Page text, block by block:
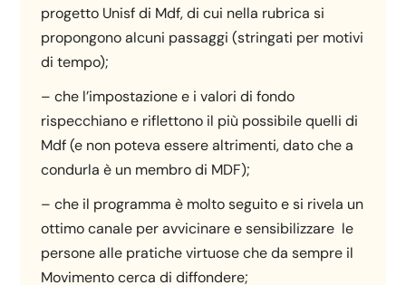
progetto Unisf di Mdf, di cui nella rubrica si
propongono alcuni passaggi (stringati per motivi
di tempo);
– che l’impostazione e i valori di fondo
rispecchiano e riflettono il più possibile quelli di
Mdf (e non poteva essere altrimenti, dato che a
condurla è un membro di MDF);
– che il programma è molto seguito e si rivela un
ottimo canale per avvicinare e sensibilizzare le
persone alle pratiche virtuose che da sempre il
Movimento cerca di diffondere;